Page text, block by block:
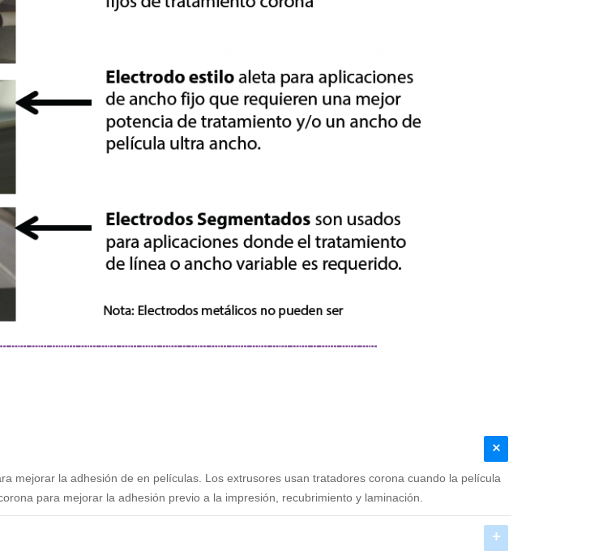
mejorar la adhesión de en películas. Los extrusores usan tratadores corona cuando la película
para mejorar la adhesión previo a la impresión, recubrimiento y laminación.